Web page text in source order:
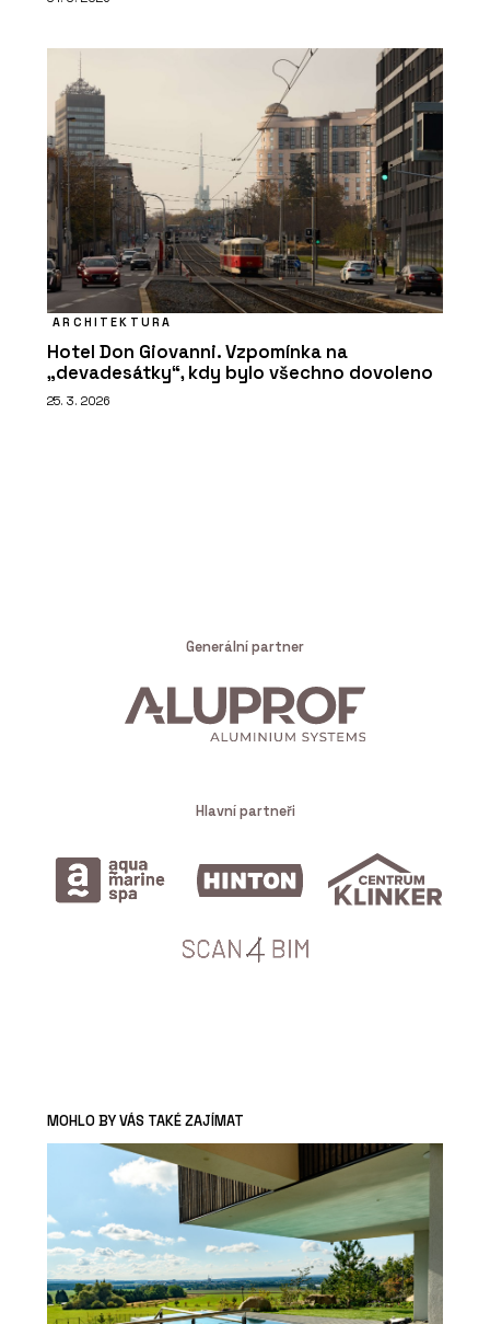
ARCHITEKTURA
Hotel Don Giovanni. Vzpomínka na
„devadesátky“, kdy bylo všechno dovoleno
25. 3. 2026
Generální partner
Hlavní partneři
MOHLO BY VÁS TAKÉ ZAJÍMAT